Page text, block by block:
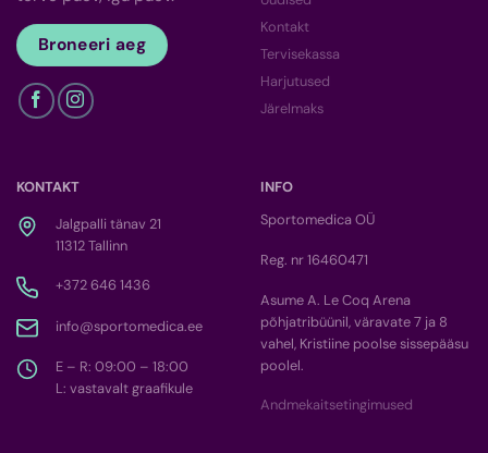
Broneeri aeg
Kontakt
Tervisekassa
Harjutused
Järelmaks
KONTAKT
Jalgpalli tänav 21
11312 Tallinn
+372 646 1436
info@sportomedica.ee
E – R: 09:00 – 18:00
L: vastavalt graafikule
INFO
Sportomedica OÜ
Reg. nr 16460471
Asume A. Le Coq Arena
põhjatribüünil, väravate 7 ja 8
vahel, Kristiine poolse sissepääsu
poolel.
Andmekaitsetingimused